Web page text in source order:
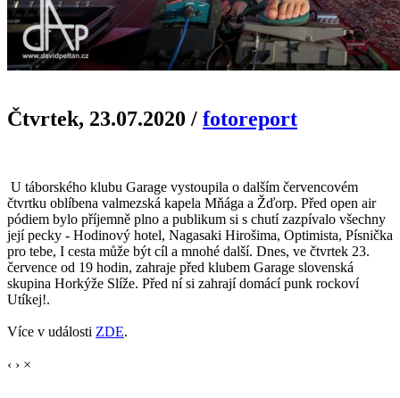
Čtvrtek, 23.07.2020 / fotoreport
U táborského klubu Garage vystoupila o dalším červencovém
čtvrtku oblíbena valmezská kapela Mňága a Žďorp. Před open air
pódiem bylo příjemně plno a publikum si s chutí zazpívalo všechny
její pecky - Hodinový hotel, Nagasaki Hirošima, Optimista, Písnička
pro tebe, I cesta může být cíl a mnohé další. Dnes, ve čtvrtek 23.
července od 19 hodin, zahraje před klubem Garage slovenská
skupina Horkýže Slíže. Před ní si zahrají domácí punk rockoví
Utíkej!.
Více v události ZDE.
‹ › ×